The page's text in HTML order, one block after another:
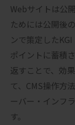
Webサイトは公
ためには公開後
ンで策定した
ポイントに蓄積
返すことで、効
て、CMS操作方
ーバー・インフ
す。